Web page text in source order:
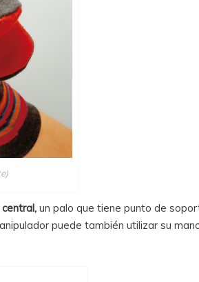
un palo que tiene punto de
puede también utilizar su